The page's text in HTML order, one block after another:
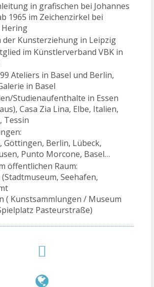
in grafischen bei Johannes
1965 im Zeichenzirkel bei
Hering
der Kunsterziehung in Leipzig
im Künstlerverband VBK in
Ateliers in Basel und Berlin,
in Basel
Studienaufenthalte in Essen
Casa Zia Lina, Elbe, Italien,
Tessin
Göttingen, Berlin, Lübeck,
Punto Morcone, Basel…
öffentlichen Raum:
Seehafen,
( Kunstsammlungen / Museum
Pasteurstraße)